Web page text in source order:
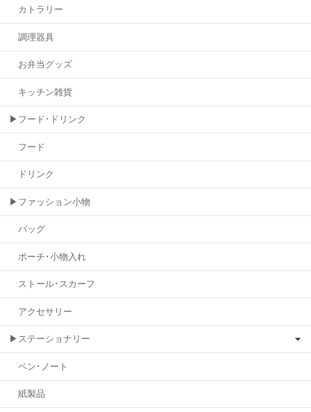
カトラリー
調理器具
お弁当グッズ
キッチン雑貨
▶フード･ドリンク
フード
ドリンク
▶ファッション小物
バッグ
ポーチ･小物入れ
ストール･スカーフ
アクセサリー
▶ステーショナリー
ペン･ノート
紙製品